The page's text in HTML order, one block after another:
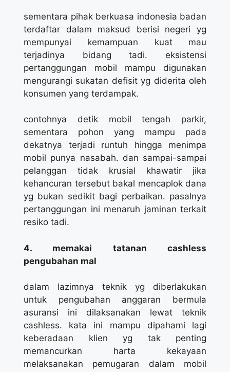
sementara pihak berkuasa indonesia badan
terdaftar dalam maksud berisi negeri yg
mempunyai kemampuan kuat mau
terjadinya bidang tadi. eksistensi
pertanggungan mobil mampu digunakan
mengurangi sukatan defisit yg diderita oleh
konsumen yang terdampak.
contohnya detik mobil tengah parkir,
sementara pohon yang mampu pada
dekatnya terjadi runtuh hingga menimpa
mobil punya nasabah. dan sampai-sampai
pelanggan tidak krusial khawatir jika
kehancuran tersebut bakal mencaplok dana
yg bukan sedikit bagi perbaikan. pasalnya
pertanggungan ini menaruh jaminan terkait
resiko tadi.
4. memakai tatanan cashless
pengubahan mal
dalam lazimnya teknik yg diberlakukan
untuk pengubahan anggaran bermula
asuransi ini dilaksanakan lewat teknik
cashless. kata ini mampu dipahami lagi
keberadaan klien yg tak penting
memancurkan harta kekayaan
melaksanakan pemugaran dalam mobil